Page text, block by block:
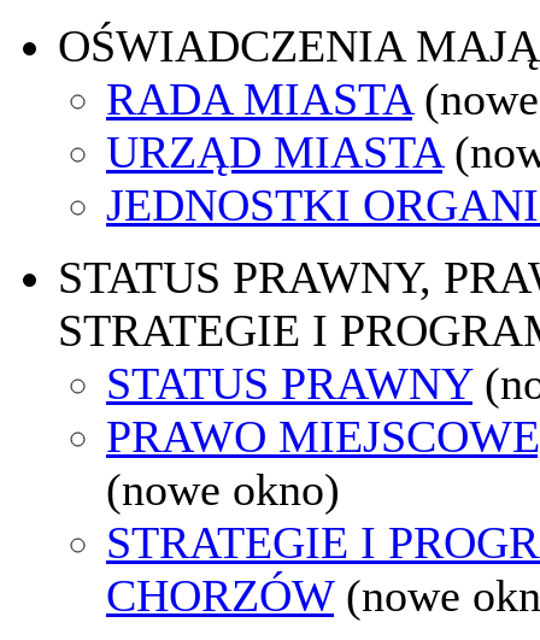
OŚWIADCZENIA
RADA MIASTA
URZĄD MIASTA
JEDNOSTKI
STATUS PRAWNY,
STRATEGIE I
STATUS PRAWNY
PRAWO
(nowe okno)
STRATEGIE I
CHORZÓW (nowe